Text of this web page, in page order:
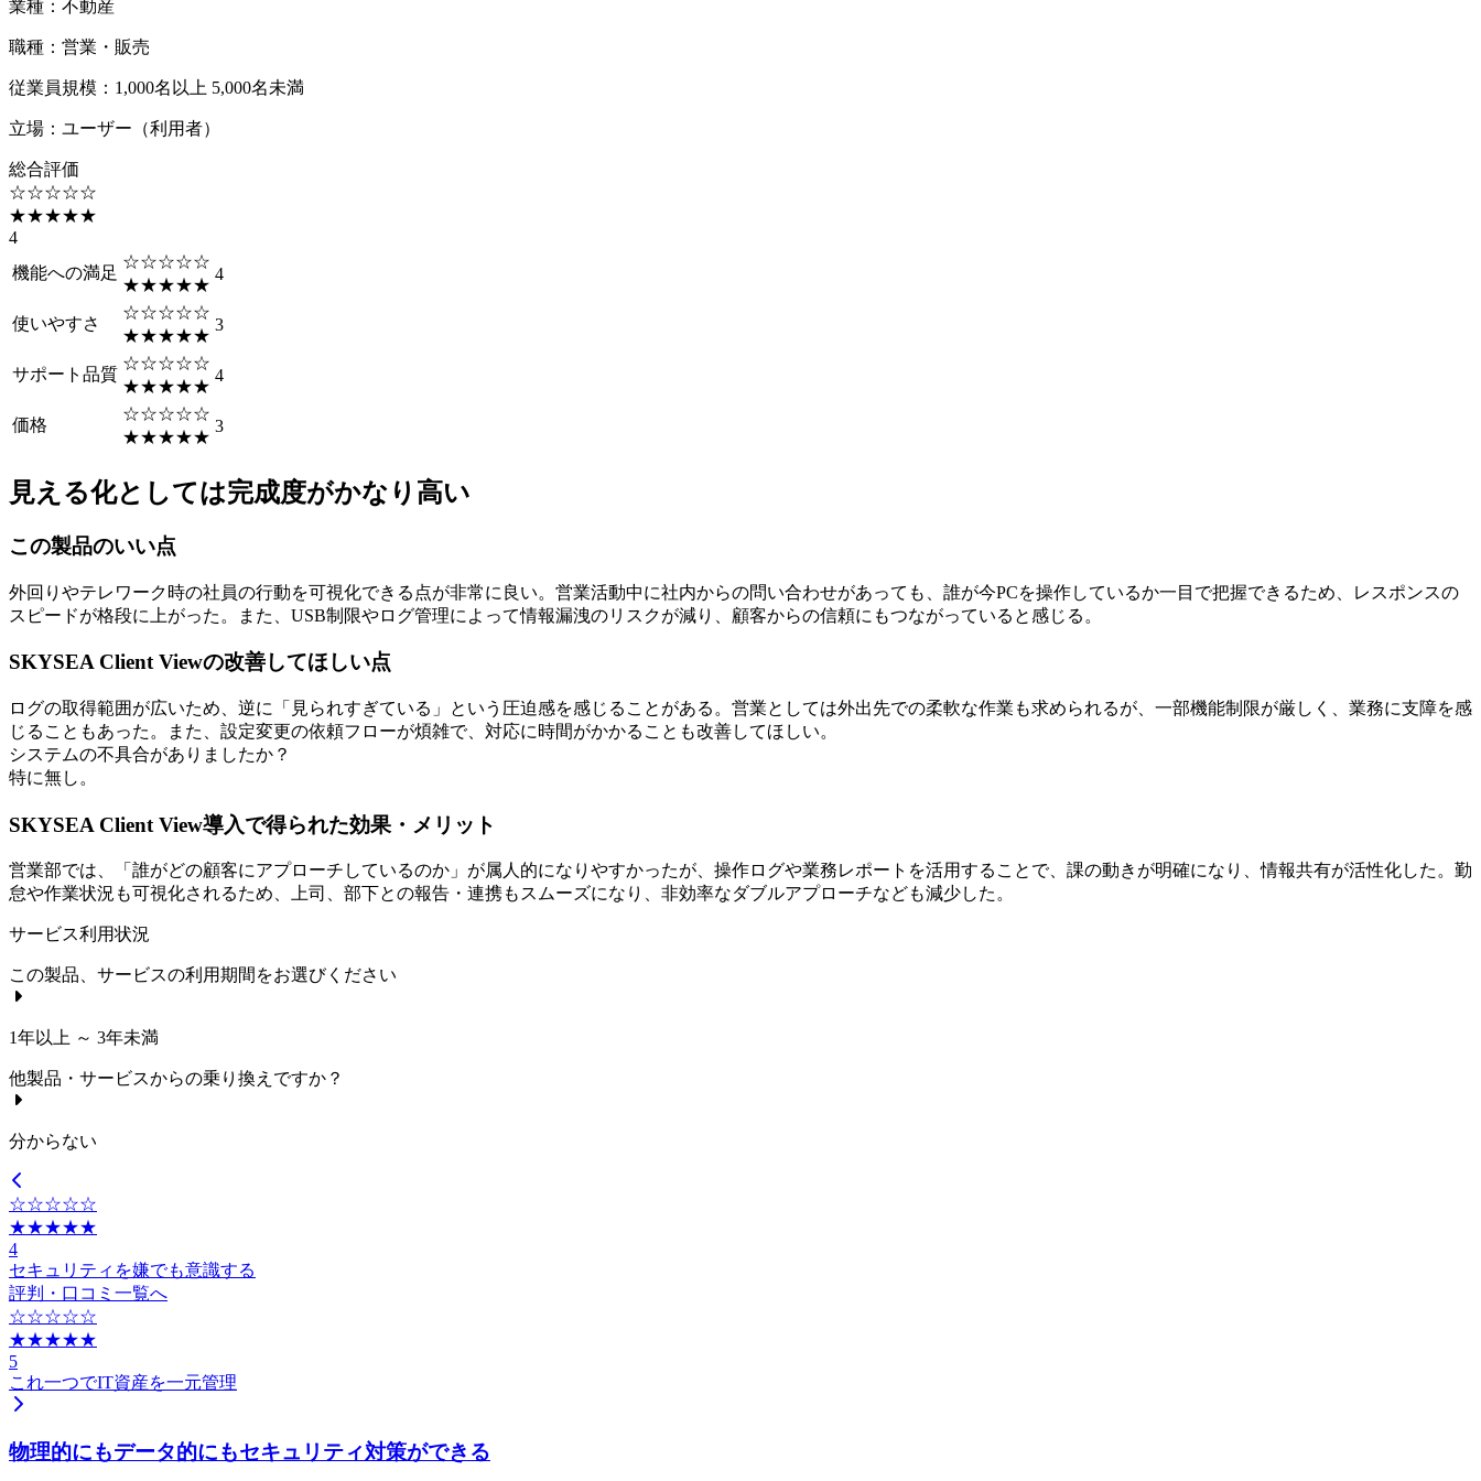
業種 ： 不動産
職種 ： 営業・販売
従業員規模 ： 1,000名以上 5,000名未満
立場 ： ユーザー（利用者）
総合評価
☆☆☆☆☆
★★★★★
4
機能への満足
☆☆☆☆☆
★★★★★
4
使いやすさ
☆☆☆☆☆
★★★★★
3
サポート品質
☆☆☆☆☆
★★★★★
4
価格
☆☆☆☆☆
★★★★★
3
見える化としては完成度がかなり高い
この製品のいい点
外回りやテレワーク時の社員の行動を可視化できる点が非常に良い。営業活動中に社内からの問い合わせがあっても、誰が今PCを操作しているか一目で把握できるため、レスポンスの
スピードが格段に上がった。また、USB制限やログ管理によって情報漏洩のリスクが減り、顧客からの信頼にもつながっていると感じる。
SKYSEA Client Viewの改善してほしい点
ログの取得範囲が広いため、逆に「見られすぎている」という圧迫感を感じることがある。営業としては外出先での柔軟な作業も求められるが、一部機能制限が厳しく、業務に支障を感
じることもあった。また、設定変更の依頼フローが煩雑で、対応に時間がかかることも改善してほしい。
システムの不具合がありましたか？
特に無し。
SKYSEA Client View導入で得られた効果・メリット
営業部では、「誰がどの顧客にアプローチしているのか」が属人的になりやすかったが、操作ログや業務レポートを活用することで、課の動きが明確になり、情報共有が活性化した。勤
怠や作業状況も可視化されるため、上司、部下との報告・連携もスムーズになり、非効率なダブルアプローチなども減少した。
サービス利用状況
この製品、サービスの利用期間をお選びください
1年以上 ～ 3年未満
他製品・サービスからの乗り換えですか？
分からない
☆☆☆☆☆
★★★★★
4
セキュリティを嫌でも意識する
評判・口コミ一覧へ
☆☆☆☆☆
★★★★★
5
これ一つでIT資産を一元管理
物理的にもデータ的にもセキュリティ対策ができる